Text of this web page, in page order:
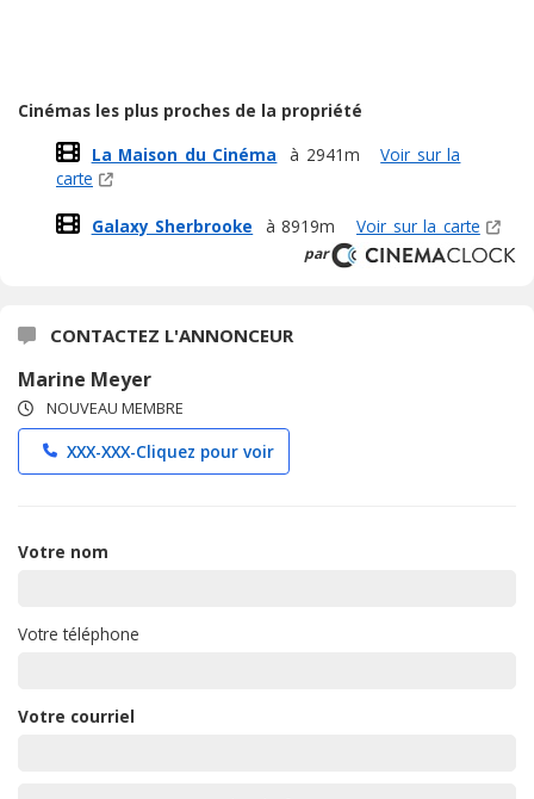
Cinémas les plus proches de la propriété
La Maison du Cinéma
à 2941m
Voir sur la
carte
Galaxy Sherbrooke à 8919m Voir sur la carte
par
CONTACTEZ L'ANNONCEUR
Marine Meyer
NOUVEAU MEMBRE
XXX-XXX-Cliquez pour voir
Votre nom
Votre téléphone
Votre courriel